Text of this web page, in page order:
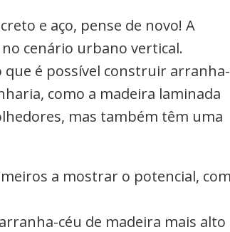
e aço, pense de novo! A
cenário urbano vertical.
é possível construir arranha-
como a madeira laminada
mas também têm uma
a mostrar o potencial,
céu de madeira mais alto